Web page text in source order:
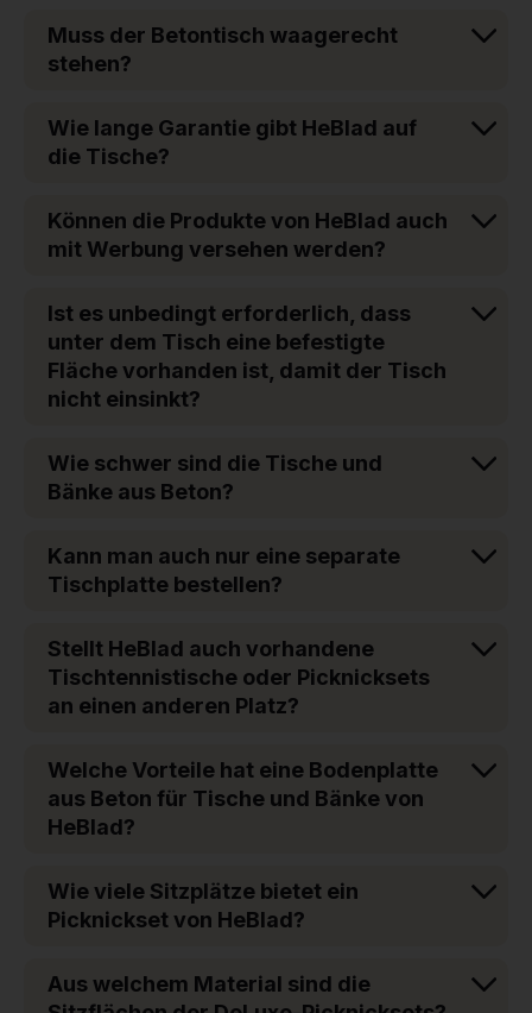
Muss der Betontisch waagerecht
stehen?
Wie lange Garantie gibt HeBlad auf
die Tische?
Können die Produkte von HeBlad auch
mit Werbung versehen werden?
Ist es unbedingt erforderlich, dass
unter dem Tisch eine befestigte
Fläche vorhanden ist, damit der Tisch
nicht einsinkt?
Wie schwer sind die Tische und
Bänke aus Beton?
Kann man auch nur eine separate
Tischplatte bestellen?
Stellt HeBlad auch vorhandene
Tischtennistische oder Picknicksets
an einen anderen Platz?
Welche Vorteile hat eine Bodenplatte
aus Beton für Tische und Bänke von
HeBlad?
Wie viele Sitzplätze bietet ein
Picknickset von HeBlad?
Aus welchem Material sind die